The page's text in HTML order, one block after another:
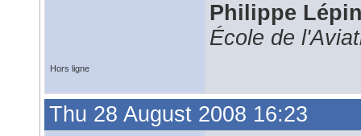
Philippe
École de
Hors ligne
Thu 28 August 2008 16:23